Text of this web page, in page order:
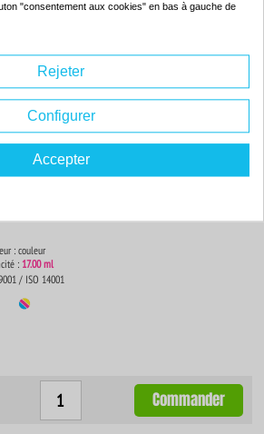
: couleur
: 17.00 ml
/ ISO 14001
Commander
"consentement aux cookies" en bas à gauche de
Rejeter
Configurer
Accepter